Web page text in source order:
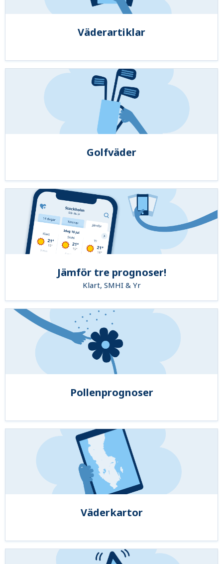
Väderartiklar
Golfväder
Jämför tre prognoser!
Klart, SMHI & Yr
Pollenprognoser
Väderkartor